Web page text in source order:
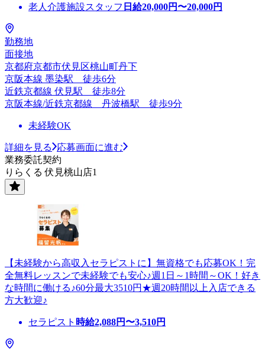
老人介護施設スタッフ 日給20,000円〜20,000円
勤務地
面接地
京都府京都市伏見区桃山町丹下
京阪本線 墨染駅 徒歩6分
近鉄京都線 伏見駅 徒歩8分
京阪本線/近鉄京都線 丹波橋駅 徒歩9分
未経験OK
詳細を見る
応募画面に進む
業務委託契約
りらくる 伏見桃山店1
【未経験から高収入セラピストに】無資格でも応募OK！完
全無料レッスンで未経験でも安心♪週1日～1時間～OK！好き
な時間に働ける♪60分最大3510円★週20時間以上入店できる
方大歓迎♪
セラピスト 時給2,088円〜3,510円